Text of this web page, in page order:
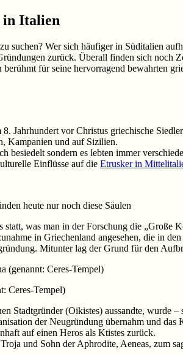
in Italien
suchen? Wer sich häufiger in Süditalien
zurück. Überall finden sich noch
für seine hervorragend bewahrten
Jahrhundert vor Christus griechische
Kampanien und auf Sizilien.
besiedelt sondern es lebten immer
Einflüsse auf die Etrusker in
heute nur noch diese Säulen
was man in der Forschung die „Große
in Griechenland angesehen, die in
Mitunter lag der Grund für den
Ceres-Tempel)
Stadtgründer (Oikistes) aussandte, wurde
der Neugründung übernahm und
auf einen Heros als Ktistes zurück.
und Sohn der Aphrodite, Aeneas, zum